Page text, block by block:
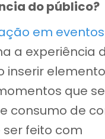
do público?
em eventos
a experiência
inserir
que
consumo de
ser feito com